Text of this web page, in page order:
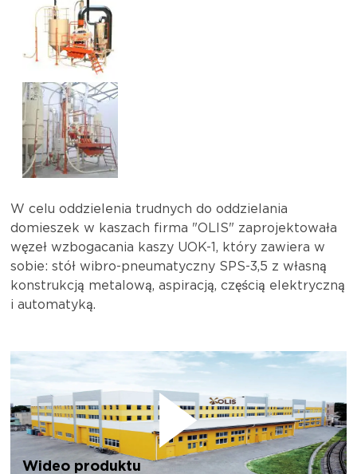
W celu oddzielenia trudnych do oddzielania
domieszek w kaszach firma "OLIS" zaprojektowała
węzeł wzbogacania kaszy UOK-1, który zawiera w
sobie: stół wibro-pneumatyczny SPS-3,5 z własną
konstrukcją metalową, aspiracją, częścią elektryczną
i automatyką.
Wideo produktu